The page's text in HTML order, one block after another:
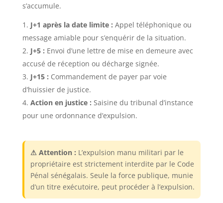
s’accumule.
J+1 après la date limite : Appel téléphonique ou
message amiable pour s’enquérir de la situation.
J+5 : Envoi d’une lettre de mise en demeure avec
accusé de réception ou décharge signée.
J+15 : Commandement de payer par voie
d’huissier de justice.
Action en justice : Saisine du tribunal d’instance
pour une ordonnance d’expulsion.
⚠ Attention : L’expulsion manu militari par le
propriétaire est strictement interdite par le Code
Pénal sénégalais. Seule la force publique, munie
d’un titre exécutoire, peut procéder à l’expulsion.